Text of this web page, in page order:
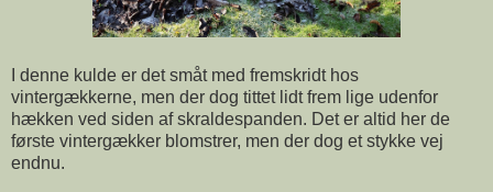
I denne kulde er det småt med fremskridt hos
vintergækkerne, men der dog tittet lidt frem lige udenfor
hækken ved siden af skraldespanden. Det er altid her de
første vintergækker blomstrer, men der dog et stykke vej
endnu.